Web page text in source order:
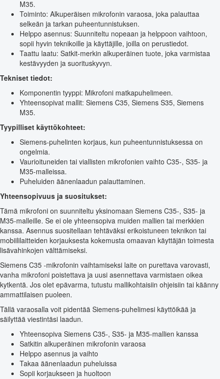
M35.
Toiminto: Alkuperäisen mikrofonin varaosa, joka palauttaa
selkeän ja tarkan puheentunnistuksen.
Helppo asennus: Suunniteltu nopeaan ja helppoon vaihtoon,
sopii hyvin teknikoille ja käyttäjille, joilla on perustiedot.
Taattu laatu: Satkit-merkin alkuperäinen tuote, joka varmistaa
kestävyyden ja suorituskyvyn.
Tekniset tiedot:
Komponentin tyyppi: Mikrofoni matkapuhelimeen.
Yhteensopivat mallit: Siemens C35, Siemens S35, Siemens
M35.
Tyypilliset käyttökohteet:
Siemens-puhelinten korjaus, kun puheentunnistuksessa on
ongelmia.
Vaurioituneiden tai viallisten mikrofonien vaihto C35-, S35- ja
M35-malleissa.
Puheluiden äänenlaadun palauttaminen.
Yhteensopivuus ja suositukset:
Tämä mikrofoni on suunniteltu yksinomaan Siemens C35-, S35- ja
M35-malleille. Se ei ole yhteensopiva muiden mallien tai merkkien
kanssa. Asennus suositellaan tehtäväksi erikoistuneen teknikon tai
mobiililaitteiden korjauksesta kokemusta omaavan käyttäjän toimesta
lisävahinkojen välttämiseksi.
Siemens C35 -mikrofonin vaihtamiseksi laite on purettava varovasti,
vanha mikrofoni poistettava ja uusi asennettava varmistaen oikea
kytkentä. Jos olet epävarma, tutustu mallikohtaisiin ohjeisiin tai käänny
ammattilaisen puoleen.
Tällä varaosalla voit pidentää Siemens-puhelimesi käyttöikää ja
säilyttää viestintäsi laadun.
Yhteensopiva Siemens C35-, S35- ja M35-mallien kanssa
Satkitin alkuperäinen mikrofonin varaosa
Helppo asennus ja vaihto
Takaa äänenlaadun puheluissa
Sopii korjaukseen ja huoltoon